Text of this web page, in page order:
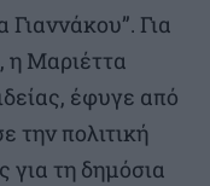
Για
η Μαριέττα
έφυγε από
την πολιτική
για τη δημόσια